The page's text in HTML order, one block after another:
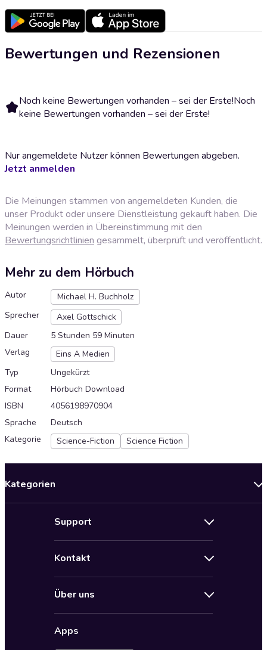
Bewertungen und Rezensionen
Noch keine Bewertungen vorhanden – sei der Erste!Noch
keine Bewertungen vorhanden – sei der Erste!
Nur angemeldete Nutzer können Bewertungen abgeben.
Jetzt anmelden
Die Meinungen stammen von angemeldeten Kunden, die
unser Produkt oder unsere Dienstleistung gekauft haben. Die
Meinungen werden in Übereinstimmung mit den
Bewertungsrichtlinien gesammelt, überprüft und veröffentlicht.
Mehr zu dem Hörbuch
Autor
Michael H. Buchholz
Sprecher
Axel Gottschick
Dauer
5 Stunden 59 Minuten
Verlag
Eins A Medien
Typ
Ungekürzt
Format
Hörbuch Download
ISBN
4056198970904
Sprache
Deutsch
Kategorie
Science-Fiction Science Fiction
Kategorien
by Audioteka
Support
AGB für Audioteka Abo
Datenschutzbestimmungen
Kontakt
Über uns
Audioteka Club
Apps